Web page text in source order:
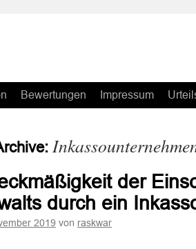
Bewertungen Impressum
der
durch ein
2019 von raskwar